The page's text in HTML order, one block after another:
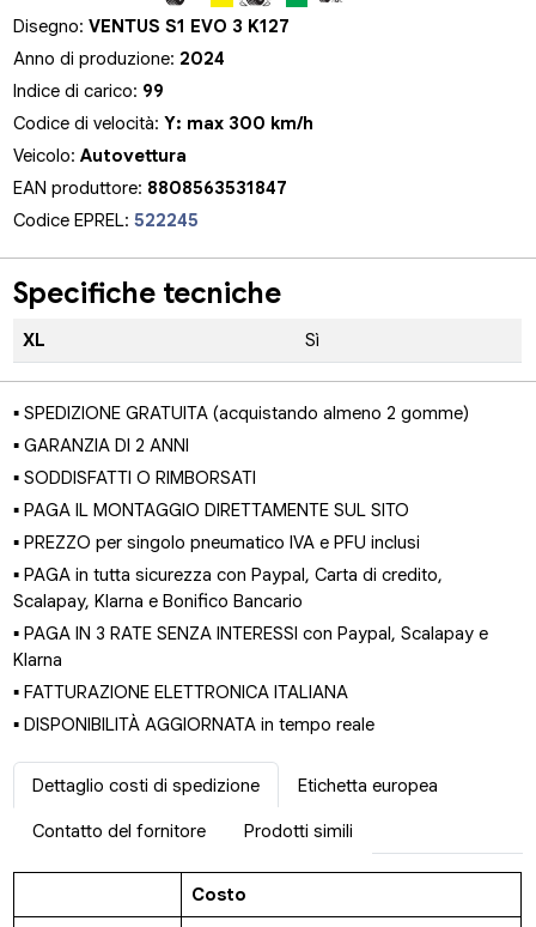
Disegno:VENTUS S1 EVO 3 K127
Anno di produzione: 2024
Indice di carico: 99
Codice di velocità:Y: max 300 km/h
Veicolo:Autovettura
EAN produttore: 8808563531847
Codice EPREL:522245
Specifiche tecniche
XL Sì
▪ SPEDIZIONE GRATUITA (acquistando almeno 2 gomme)
▪ GARANZIA DI 2 ANNI
▪ SODDISFATTI O RIMBORSATI
▪ PAGA IL MONTAGGIO DIRETTAMENTE SUL SITO
▪ PREZZO per singolo pneumatico IVA e PFU inclusi
▪ PAGA in tutta sicurezza con Paypal, Carta di credito,
Scalapay, Klarna e Bonifico Bancario
▪ PAGA IN 3 RATE SENZA INTERESSI con Paypal, Scalapay e
Klarna
▪ FATTURAZIONE ELETTRONICA ITALIANA
▪ DISPONIBILITÀ AGGIORNATA in tempo reale
Dettaglio costi di spedizione Etichetta europea
Contatto del fornitore Prodotti simili
Costo